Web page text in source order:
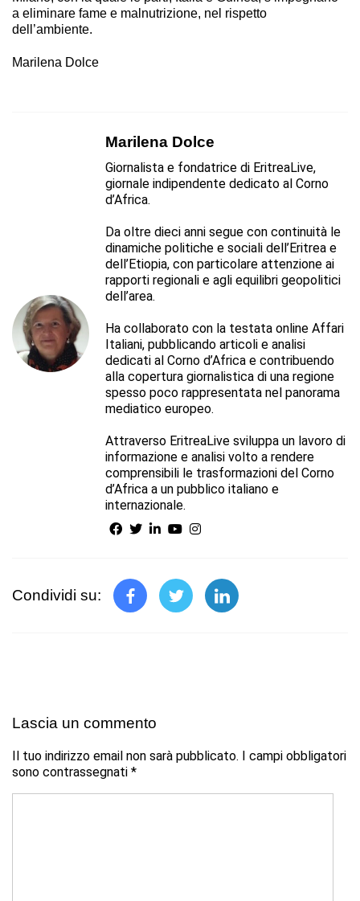
a eliminare fame e malnutrizione, nel rispetto
dell’ambiente.
Marilena Dolce
Marilena Dolce
Giornalista e fondatrice di EritreaLive,
giornale indipendente dedicato al Corno
d’Africa.
Da oltre dieci anni segue con continuità le
dinamiche politiche e sociali dell’Eritrea e
dell’Etiopia, con particolare attenzione ai
rapporti regionali e agli equilibri geopolitici
dell’area.
Ha collaborato con la testata online Affari
Italiani, pubblicando articoli e analisi
dedicati al Corno d’Africa e contribuendo
alla copertura giornalistica di una regione
spesso poco rappresentata nel panorama
mediatico europeo.
Attraverso EritreaLive sviluppa un lavoro di
informazione e analisi volto a rendere
comprensibili le trasformazioni del Corno
d’Africa a un pubblico italiano e
internazionale.
Condividi su:
Lascia un commento
Il tuo indirizzo email non sarà pubblicato. I campi obbligatori
sono contrassegnati *